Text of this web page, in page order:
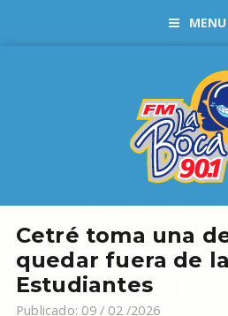
MENU
Cetré toma una
quedar fuera de
Estudiantes
Publicado: 09 / 02 /2026